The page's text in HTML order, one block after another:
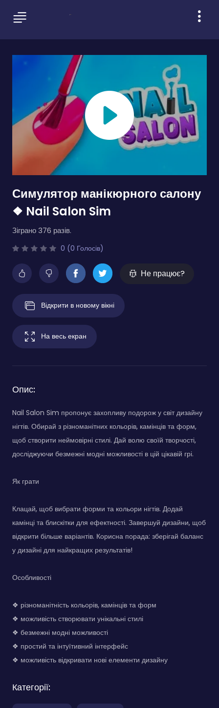
Симулятор манікюрного салону
❖ Nail Salon Sim
Зіграно 376 разів.
0 (0 Голосів)
Не працює?
Відкрити в новому вікні
На весь екран
Опис:
Nail Salon Sim пропонує захопливу подорож у світ дизайну
нігтів. Обирай з різноманітних кольорів, камінців та форм,
щоб створити неймовірні стилі. Дай волю своїй творчості,
досліджуючи безмежні модні можливості в цій цікавій грі.
Як грати
Клацай, щоб вибрати форми та кольори нігтів. Додай
камінці та блискітки для ефектності. Завершуй дизайни, щоб
відкрити більше варіантів. Корисна порада: зберігай баланс
у дизайні для найкращих результатів!
Особливості
❖ різноманітність кольорів, камінців та форм
❖ можливість створювати унікальні стилі
❖ безмежні модні можливості
❖ простий та інтуїтивний інтерфейс
❖ можливість відкривати нові елементи дизайну
Категорії: